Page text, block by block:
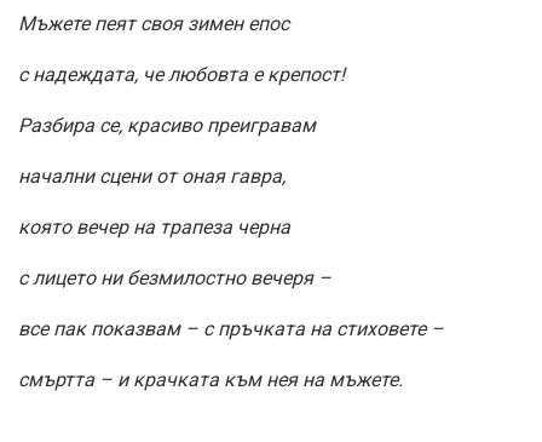
Мъжете пеят своя зимен епос
с надеждата, че любовта е крепост!
Разбира се, красиво преигравам
начални сцени от оная гавра,
която вечер на трапеза черна
с лицето ни безмилостно вечеря –
все пак показвам – с пръчката на стиховете –
смъртта – и крачката към нея на мъжете.